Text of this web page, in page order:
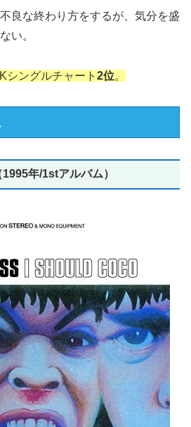
良な終わり方をするが、気分を盛
い。
シングルチャート 2位。
年/1stアルバム）